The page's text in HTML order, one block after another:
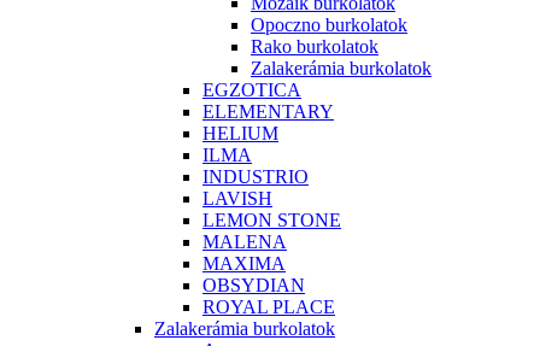
Opoczno burkolatok
Rako burkolatok
Zalakerámia burkolatok
EGZOTICA
ELEMENTARY
HELIUM
ILMA
INDUSTRIO
LAVISH
LEMON STONE
MALENA
MAXIMA
OBSYDIAN
ROYAL PLACE
Zalakerámia burkolatok